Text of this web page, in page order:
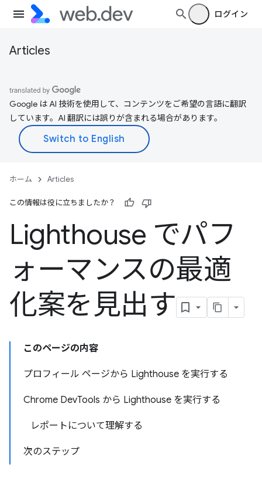
ログイン
Articles
Google は AI 技術を使用して、コンテンツをご希望の言語に翻訳
しています。AI 翻訳には誤りが含まれる場合があります。
ホーム Articles
この情報は役に立ちましたか？
Lighthouse でパフ
ォーマンスの最適
化案を見出す
このページの内容
プロフィール ページから Lighthouse を実行する
Chrome DevTools から Lighthouse を実行する
レポートについて理解する
次のステップ